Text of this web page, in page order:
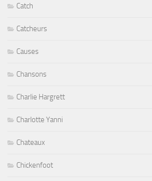
Catch
Catcheurs
Causes
Chansons
Charlie Hargrett
Charlotte Yanni
Chateaux
Chickenfoot